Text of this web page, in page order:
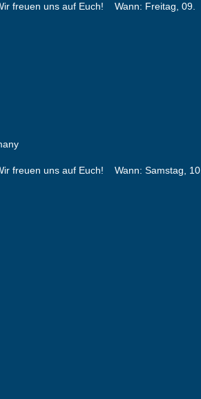
freuen uns auf Euch! Wann: Freitag, 09.
freuen uns auf Euch! Wann: Samstag, 10.